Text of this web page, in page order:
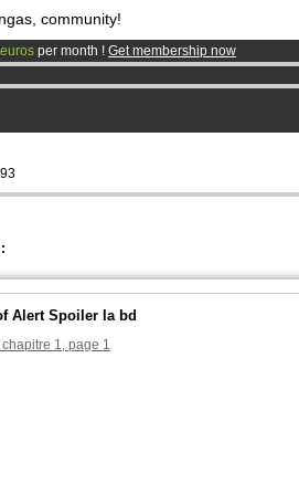
community!
per month ! Get membership now
comics & mangas!.
Alert Spoiler la bd
1, page 1